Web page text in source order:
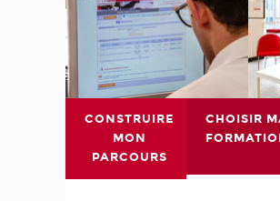
CONSTRUIRE
MON
PARCOURS
CHOISIR